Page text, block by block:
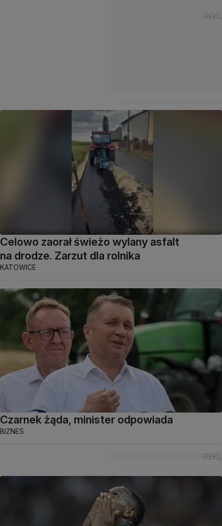
Celowo zaorał świeżo wylany asfalt
na drodze. Zarzut dla rolnika
KATOWICE
Czarnek żąda, minister odpowiada
BIZNES